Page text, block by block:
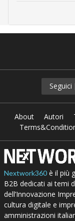
Seguici
About Autori
Nextwork360è il più
B2B dedicati ai temi
dell’Innovazione
cultura digitale e
amministrazioni